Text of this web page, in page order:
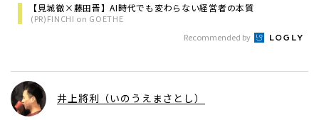
【見城徹×藤田晋】AI時代でも変わらない経営者の本質
(PR)FINCHI on GOETHE
Recommended by
井上將利（いのうえまさとし）